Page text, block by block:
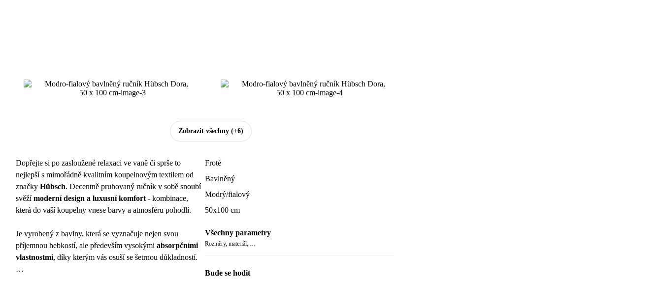
Zobrazit všechny (+6)
Dopřejte si po zasloužené relaxaci ve vaně či sprše to
nejlepší s mimořádně kvalitním koupelnovým textilem od
značky Hübsch. Decentně pruhovaný ručník v sobě snoubí
svěžímoderní design a luxusní komfort - kombinace,
která do vaší koupelny vnese barvy a atmosféru pohodlí.
Je vyrobený z bavlny, která se vyznačuje nejen svou
příjemnou hebkostí, ale především vysokými absorpčními
vlastnostmi, díky kterým vás osuší se šetrnou důkladností.
Froté
Bavlněný
Modrý/fialový
50x100 cm
Všechny parametry
Rozměry, materiál, …
Bude se hodit